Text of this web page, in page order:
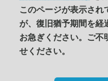
このページが表示され
が、復旧猶予期間を経
お急ぎください。ご不
せください。